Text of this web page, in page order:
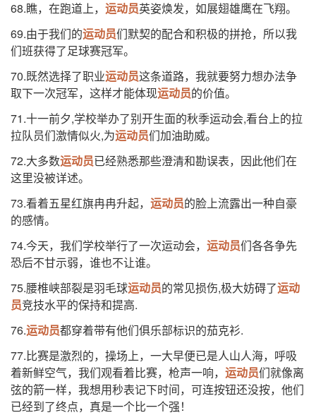
68.瞧，在跑道上， 运动员英姿焕发，如展翅雄鹰在飞翔。
69.由于我们的运动员们默契的配合和积极的拼抢，所以我
们班获得了足球赛冠军。
70.既然选择了职业运动员这条道路，我就要努力想办法争
取下一次冠军，这样才能体现运动员的价值。
71.十一前夕,学校举办了别开生面的秋季运动会,看台上的拉
拉队员们激情似火,为运动员们加油助威。
72.大多数运动员已经熟悉那些澄清和勘误表，因此他们在
这里没被详述。
73.看着五星红旗冉冉升起， 运动员的脸上流露出一种自豪
的感情。
74.今天，我们学校举行了一次运动会， 运动员们各各争先
恐后不甘示弱，谁也不让谁。
75.腰椎峡部裂是羽毛球运动员的常见损伤,极大妨碍了运动
员竞技水平的保持和提高.
76.运动员都穿着带有他们俱乐部标识的茄克衫.
77.比赛是激烈的，操场上，一大早便已是人山人海，呼吸
着新鲜空气，我们观看着比赛，枪声一响， 运动员们就像离
弦的箭一样，我想用秒表记下时间，可连按钮还没按，他们
已经到了终点，真是一个比一个强！